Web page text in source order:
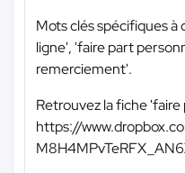
Mots clés spécifiques
ligne', 'faire part
remerciement'.
Retrouvez la fiche
https://